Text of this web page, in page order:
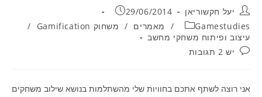
מחבר:יעל חקשוריאן פורסם:
29/06/2014
קטגוריה:
Gamestudies
/ מאמרים / משחוק Gamification
/
עיצוב ופיתוח משחקי מחשב
תגובות:
יש 2 תגובות
אני רוצה לשתף אתכם בחוויות שלי מהשתלמות בנושא שילוב משחקים